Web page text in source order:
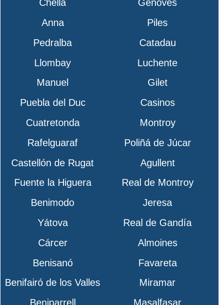
Chella
Genovés
Anna
Piles
Pedralba
Catadau
Llombay
Luchente
Manuel
Gilet
Puebla del Duc
Casinos
Cuatretonda
Montroy
Rafelguaraf
Poliñá de Júcar
Castellón de Rugat
Agullent
Fuente la Higuera
Real de Montroy
Benimodo
Jeresa
Yátova
Real de Gandía
Cárcer
Almoines
Benisanó
Favareta
Benifairó de los Valles
Miramar
Beniparrell
Masalfasar